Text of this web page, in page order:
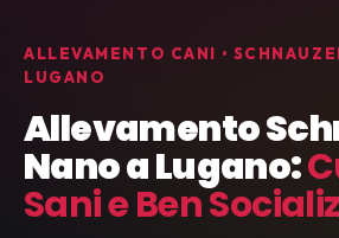
ALLEVAMENTO CANI •
LUGANO
Allevamento
Nano a Lugano:
Sani e Ben